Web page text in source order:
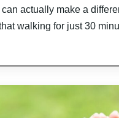
actually make a
walking for just 30